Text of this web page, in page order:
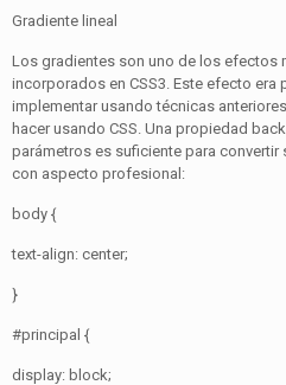
Gradiente lineal
Los gradientes son uno de los efectos
incorporados en CSS3. Este efecto
implementar usando técnicas
hacer usando CSS. Una propiedad
parámetros es suficiente para
con aspecto profesional:
body {
text-align: center;
}
#principal {
display: block;